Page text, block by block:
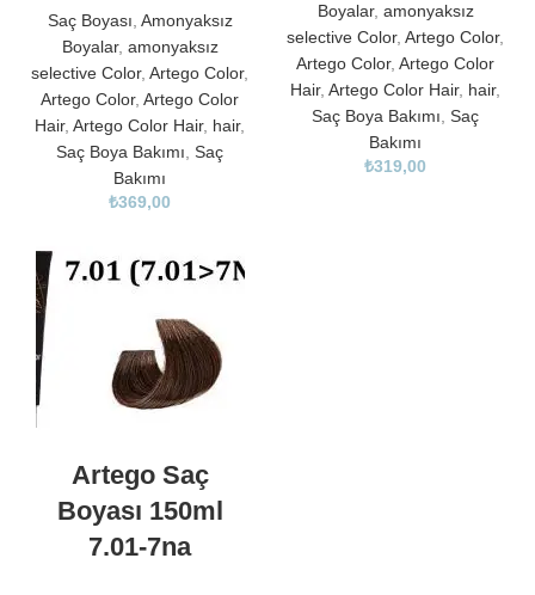
Saç Boyası Amonyaksız
Boyalar, amonyaksız
selective Color, Artego Color,
Artego Color, Artego Color
Hair, Artego Color Hair, hair,
Saç Boya Bakımı Saç
Bakımı
₺369,00
Boyalar, amonyaksız
selective Color, Artego Color,
Artego Color, Artego Color
Hair, Artego Color Hair, hair,
Saç Boya Bakımı Saç
Bakımı
₺319,00
Artego Saç
Boyası 150ml
7.01-7na